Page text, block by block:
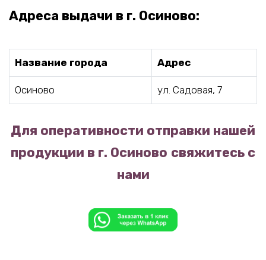
Адреса выдачи в г. Осиново:
Название города Адрес
Осиново ул. Садовая, 7
Для оперативности отправки нашей
продукции в г. Осиново свяжитесь с
нами